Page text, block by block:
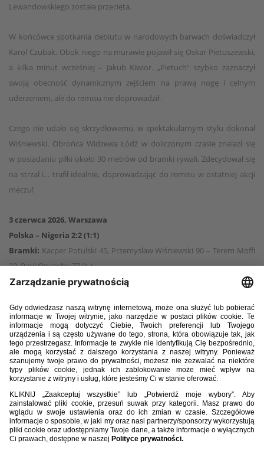
Lewandowskiego została przecięta.
W końcówce spotkania debiutu w narodowych barwach doświadczył
Karol Czubak. Obok niego na murawie pojawił się Oskar Pietuszewski,
a kilka minut wcześniej – Jakub Kiwior. „Pietuch” szybko zaznaczył
swoją obecność dynamicznym zejściem na prawą nogę i celnym
uderzeniem, ale do remisu nie doprowadził.
Czego nie udało się skrzydłowemu, w spektakularnym stylu dokonał
Wiśniewski. Obrońca Widzewa Łódź w doliczonym czasie znalazł się
w posiadaniu piłki około 30 metrów od bramki rywali. Zdecydował się
na strzał i… trafił idealnie, doprowadzając do remisu w ostatniej akcji
meczu!
3 czerwca 2026, Warszawa
Polska – Nigeria 2:2 (1:1)
Bramki: Kacper Potulski 45, Przemysław Wiśniewski 90 – Terem Moffi
23, Paul Onuachu 77 (k.).
Polska:1. Kamil Grabara – 7. Jakub Kamiński, 3. Przemysław
21. Nicola Zalewski (90, 17. Oskar Pietuszewski) – 20. Sebastian
Szymański (62, 23. Kacper Kozłowski), 6. Bartosz Slisz, 10. Piotr Zieliński
(90, 24. Karol Czubak) – 9. Robert Lewandowski, 11. Karol Świderski (62,
2. Norbert Wojtuszek).
Nigeria:23. Maduka Okoye – 2. Abdullahi Bewene, 5. Igoh Ogbu (46,
21. Calvin Bassey), 18. Emmanuel Fernandez (46, 6. Semi Ajayi), 13.
Bruno Onyemaechi (46, 3. Zaidu Sanusi) – 12. Tochukwu Nnadi (46, 14.
Rafiu Durosinmi), 4. Wilfred Ndidi, 15. Moses Simon (64, 10. Fisayo
Dele-Bashiru), 8. Frank Onyeka (46, 20. Raphael Onyedika) – 9. Terem